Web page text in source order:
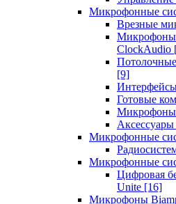
Микрофонные
Врезные
Микрофоны
ClockAudio
[9]
Готовые
Микрофоны
Микрофонные
Микрофонные
Цифровая
Unite [16]
Микрофоны